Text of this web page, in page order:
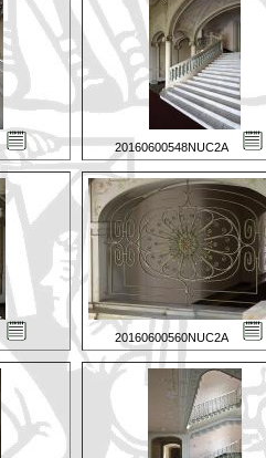
20160600548NUC2A
20160600560NUC2A